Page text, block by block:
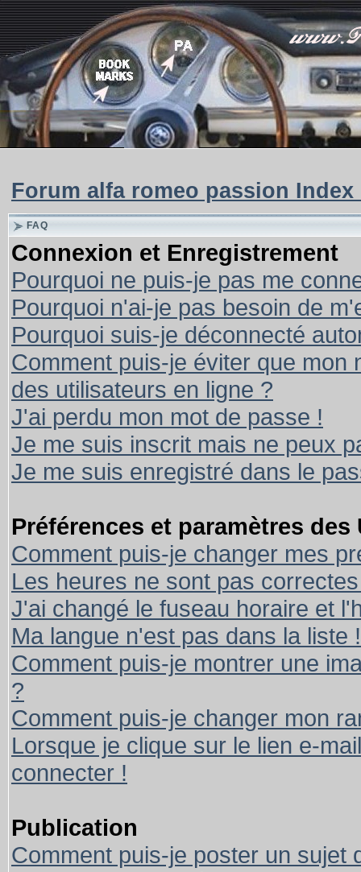
Forum alfa romeo passion
FAQ
Connexion et Enregistrement
Pourquoi ne puis-je pas me
Pourquoi n'ai-je pas besoin de
Pourquoi suis-je déconnecté
Comment puis-je éviter que mon
des utilisateurs en ligne ?
J'ai perdu mon mot de passe !
Je me suis inscrit mais ne peux
Je me suis enregistré dans le
Préférences et paramètres
Comment puis-je changer mes
Les heures ne sont pas
J'ai changé le fuseau horaire et
Ma langue n'est pas dans la liste !
Comment puis-je montrer une
?
Comment puis-je changer mon
Lorsque je clique sur le lien e-
connecter !
Publication
Comment puis-je poster un sujet